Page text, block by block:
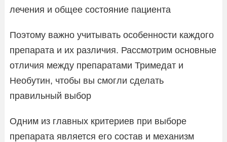
лечения и общее состояние пациента
Поэтому важно учитывать особенности каждого
препарата и их различия. Рассмотрим основные
отличия между препаратами Тримедат и
Необутин, чтобы вы смогли сделать
правильный выбор
Одним из главных критериев при выборе
препарата является его состав и механизм